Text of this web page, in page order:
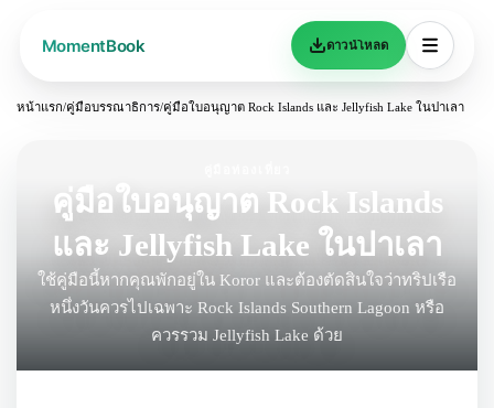
ดาวน์โหลด
หน้าแรก/คู่มือบรรณาธิการ/คู่มือใบอนุญาต Rock Islands และ Jellyfish Lake ในปาเลา
คู่มือใบอนุญาต Rock Islands
และ Jellyfish Lake ในปาเลา
ใช้คู่มือนี้หากคุณพักอยู่ใน Koror และต้องตัดสินใจว่าทริปเรือ
หนึ่งวันควรไปเฉพาะ Rock Islands Southern Lagoon หรือ
ควรรวม Jellyfish Lake ด้วย